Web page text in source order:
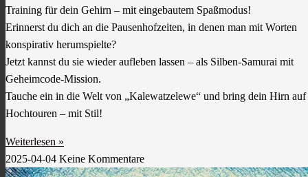
Training für dein Gehirn – mit eingebautem Spaßmodus!
Erinnerst du dich an die Pausenhofzeiten, in denen man mit Worten
konspirativ herumspielte?
Jetzt kannst du sie wieder aufleben lassen – als Silben-Samurai mit
Geheimcode-Mission.
Tauche ein in die Welt von „Kalewatzelewe“ und bring dein Hirn auf
Hochtouren – mit Stil!
Weiterlesen »
2025-04-04 Keine Kommentare